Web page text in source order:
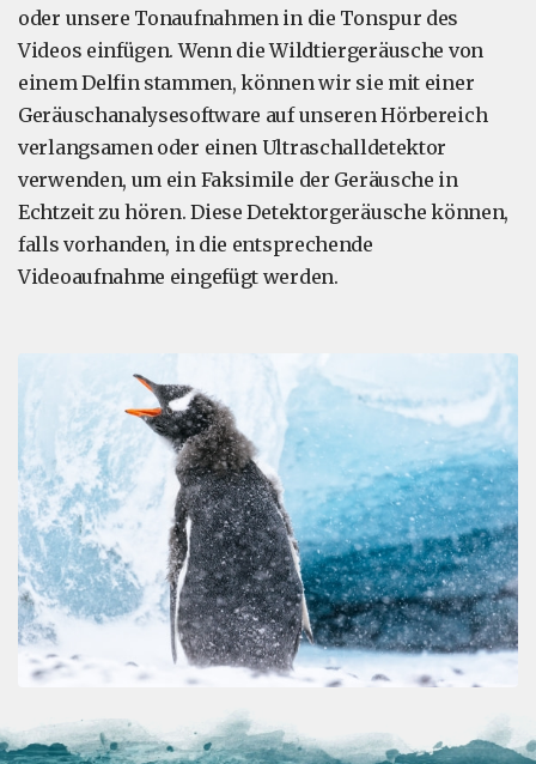
oder unsere Tonaufnahmen in die Tonspur des
Videos einfügen. Wenn die Wildtiergeräusche von
einem Delfin stammen, können wir sie mit einer
Geräuschanalysesoftware auf unseren Hörbereich
verlangsamen oder einen Ultraschalldetektor
verwenden, um ein Faksimile der Geräusche in
Echtzeit zu hören. Diese Detektorgeräusche können,
falls vorhanden, in die entsprechende
Videoaufnahme eingefügt werden.